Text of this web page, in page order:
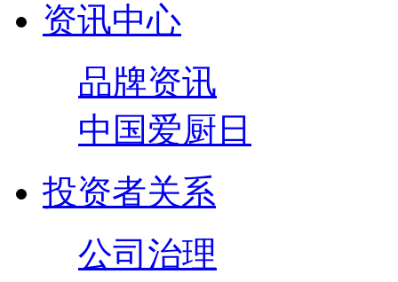
资讯中心
品牌资讯
中国爱厨日
投资者关系
公司治理